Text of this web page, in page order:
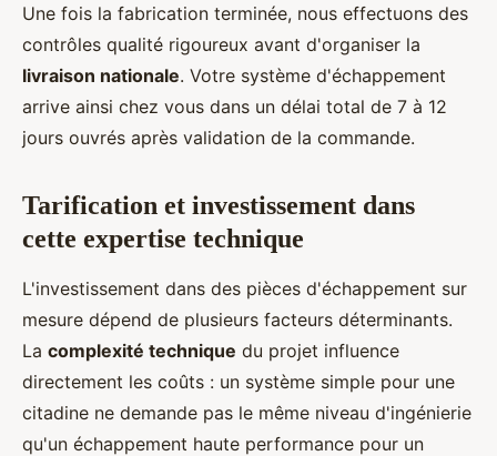
Une fois la fabrication terminée, nous effectuons des
contrôles qualité rigoureux avant d'organiser la
livraison nationale. Votre système d'échappement
arrive ainsi chez vous dans un délai total de 7 à 12
jours ouvrés après validation de la commande.
Tarification et investissement dans
cette expertise technique
L'investissement dans des pièces d'échappement sur
mesure dépend de plusieurs facteurs déterminants.
La complexité technique du projet influence
directement les coûts : un système simple pour une
citadine ne demande pas le même niveau d'ingénierie
qu'un échappement haute performance pour un